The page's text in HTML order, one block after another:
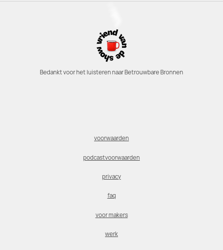
Bedankt voor het luisteren naar Betrouwbare Bronnen
voorwaarden
podcastvoorwaarden
privacy
faq
voor makers
werk